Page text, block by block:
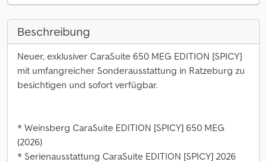
Beschreibung
Neuer, exklusiver CaraSuite 650 MEG EDITION [SPICY]
mit umfangreicher Sonderausstattung in Ratzeburg zu
besichtigen und sofort verfügbar.
* Weinsberg CaraSuite EDITION [SPICY] 650 MEG
(2026)
* Serienausstattung CaraSuite EDITION [SPICY] 2026